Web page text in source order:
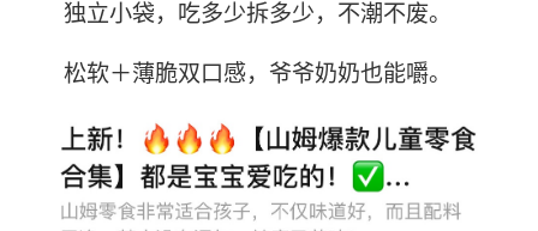
独立小袋，吃多少拆多少，不潮不废。
松软＋薄脆双口感，爷爷奶奶也能嚼。